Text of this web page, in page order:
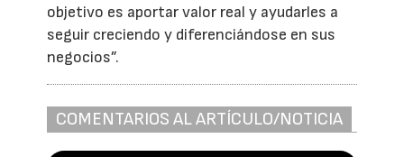
objetivo es aportar valor real y ayudarles a
seguir creciendo y diferenciándose en sus
negocios”.
COMENTARIOS AL ARTÍCULO/NOTICIA